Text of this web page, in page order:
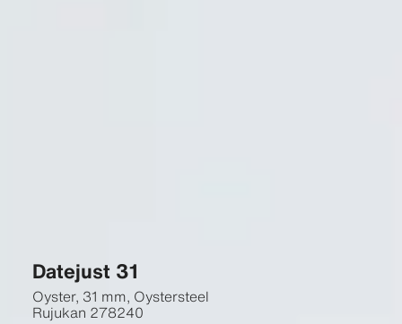
Datejust 31
Oyster, 31 mm, Oystersteel
Rujukan 278240